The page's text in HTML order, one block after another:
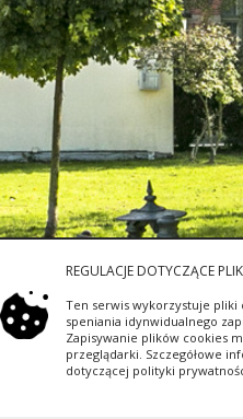
REGULACJE DOTYCZĄCE
Ten serwis wykorzystuje pliki
speniania idynwidualnego
Zapisywanie plików cookies
przeglądarki. Szczegółowe
dotyczącej polityki